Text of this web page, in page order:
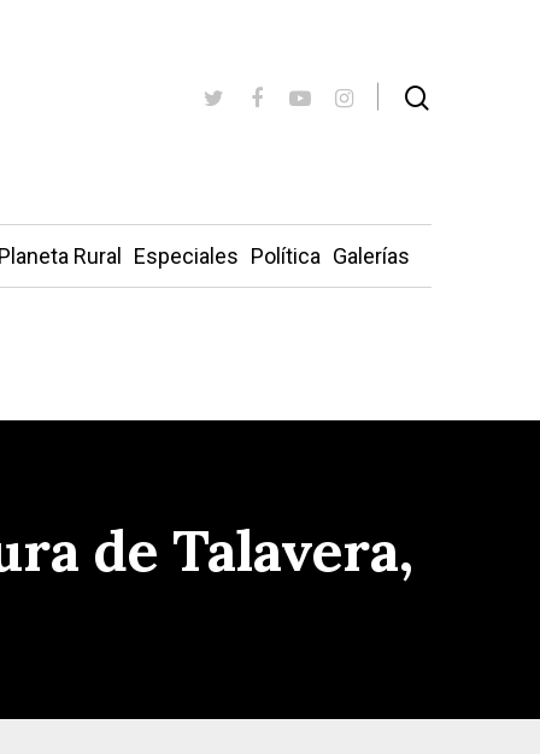
Planeta Rural Especiales Política Galerías
de Talavera,